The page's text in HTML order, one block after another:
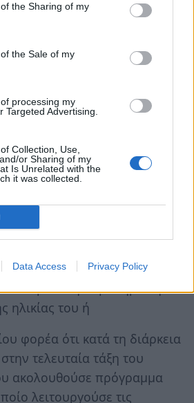
the Sharing of my
the Sale of my
processing my
Targeted Advertising.
Collection, Use,
or Sharing of my
Is Unrelated with the
it was collected.
Data Access Privacy Policy
οπότε αντί της
υποβάλλει κατά
ή
από την οποία να
67% αναπηρία του ενός
ή του γονέα που έχει
στην τελευταία τάξη
μετά τη συμπλήρωση
ηλικίας του ή
φορέα ότι κατά τη διάρκεια
τελευταία τάξη του
ακολουθούσε πρόγραμμα
λειτουργούσε τις